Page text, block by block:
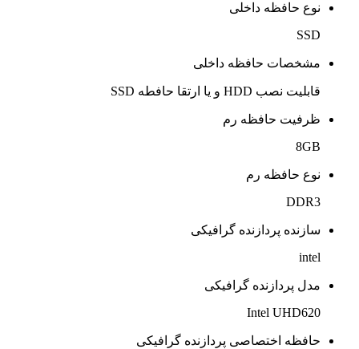
نوع حافظه داخلی
SSD
مشخصات حافظه داخلی
قابلیت نصب HDD و یا ارتقا حافطه SSD
ظرفیت حافظه رم
8GB
نوع حافظه رم
DDR3
سازنده پردازنده گرافیکی
intel
مدل پردازنده گرافیکی
Intel UHD620
حافظه اختصاصی پردازنده گرافیکی